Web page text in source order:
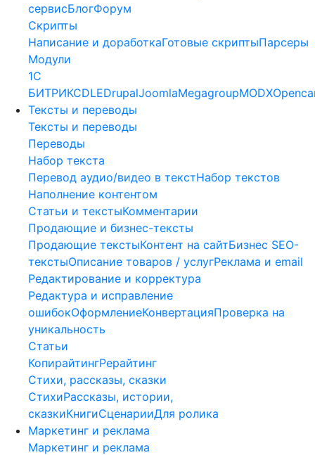
сервисБлогФорум
Скрипты
Написание и доработкаГотовые скриптыПарсеры
Модули
1C
БИТРИКСDLEDrupalJoomlaMegagroupMODX
Тексты и переводы
Тексты и переводы
Переводы
Набор текста
Перевод аудио/видео в текстНабор текстов
Наполнение контентом
Статьи и текстыКомментарии
Продающие и бизнес-тексты
Продающие текстыКонтент на сайтБизнес SEO-
текстыОписание товаров / услугРеклама и email
Редактирование и корректура
Редактура и исправление
ошибокОформлениеКонвертацияПроверка на
уникальность
Статьи
КопирайтингРерайтинг
Стихи, рассказы, сказки
СтихиРассказы, истории,
сказкиКнигиСценарииДля ролика
Маркетинг и реклама
Маркетинг и реклама